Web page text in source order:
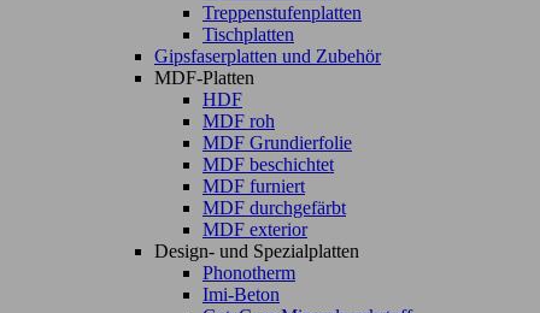
Treppenstufenplatten
Tischplatten
Gipsfaserplatten und Zubehör
MDF-Platten
HDF
MDF roh
MDF Grundierfolie
MDF beschichtet
MDF furniert
MDF durchgefärbt
MDF exterior
Design- und Spezialplatten
Phonotherm
Imi-Beton